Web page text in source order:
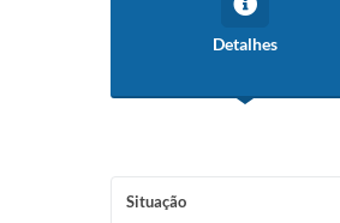
Detalhes
Situação